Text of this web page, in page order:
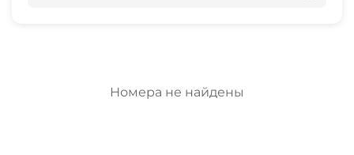
Номера не найдены